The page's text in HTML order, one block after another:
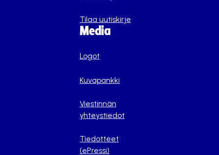
Tilaa uutiskirje
Media
Logot
Kuvapankki
Viestinnän
yhteystiedot
Tiedotteet
(ePressi)